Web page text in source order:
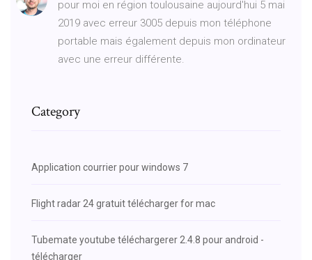
pour moi en région toulousaine aujourd'hui 5 mai
2019 avec erreur 3005 depuis mon téléphone
portable mais également depuis mon ordinateur
avec une erreur différente.
Category
Application courrier pour windows 7
Flight radar 24 gratuit télécharger for mac
Tubemate youtube téléchargerer 2.4.8 pour android -
télécharger